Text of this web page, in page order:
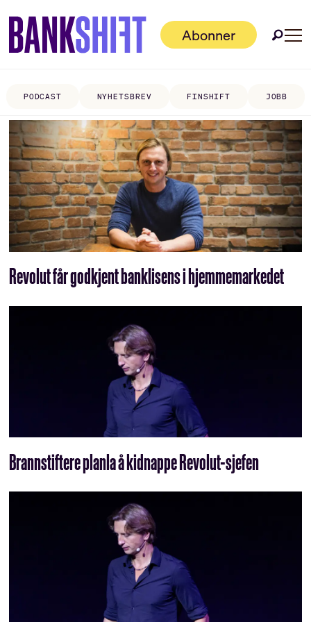
Abonner
PODCAST NYHETSBREV FINSHIFT JOBB
Tag:
nik
storonsky
Revolut får godkjent banklisens i hjemmemarkedet
Brannstiftere planla å kidnappe Revolut-sjefen